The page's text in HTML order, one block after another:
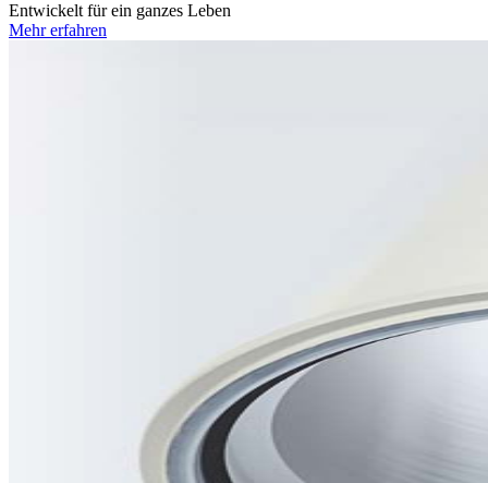
Entwickelt für ein ganzes Leben
Mehr erfahren